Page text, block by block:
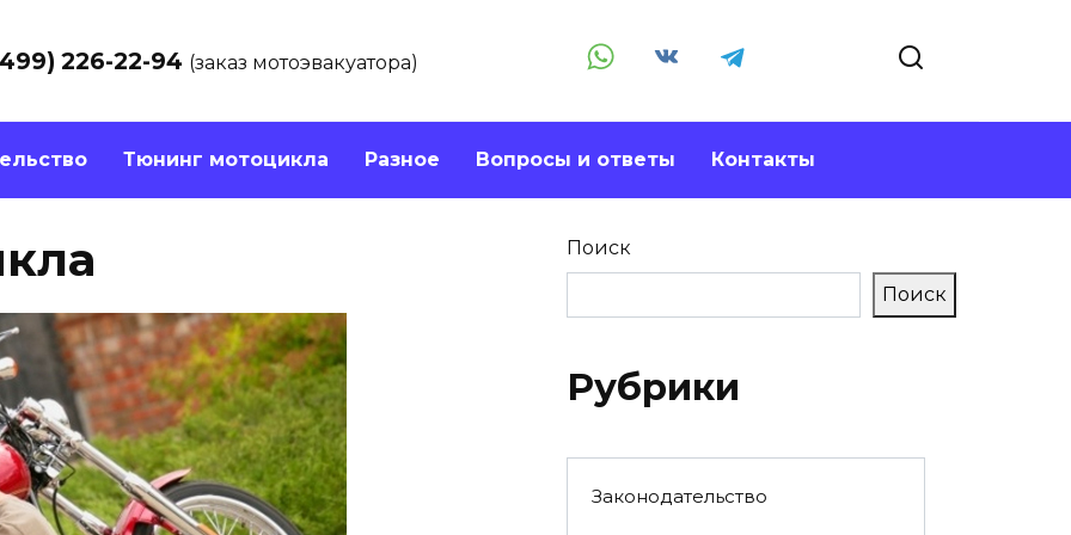
226-22-94 (заказ мотоэвакуатора)
Тюнинг мотоцикла Разное Вопросы и ответы Контакты
Поиск
Поиск
Рубрики
Законодательство